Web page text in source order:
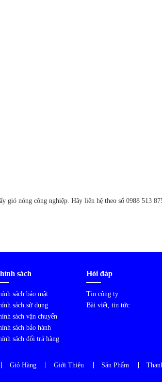
gió nóng công nghiệp. Hãy liên hệ theo số 0988 513
sách
sách bảo mật
sách sử dụng
sách vận chuyển
sách bảo hành
sách đổi trả hàng
Hỏi đáp
Tin công ty
Bài viết, tin tức
Giỏ Hàng Giới Thiệu Sản Phẩm